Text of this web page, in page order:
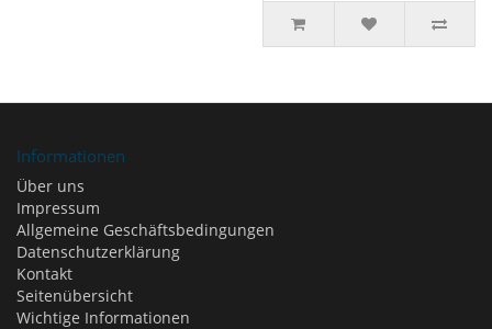
Informationen
Über uns
Impressum
Allgemeine Geschäftsbedingungen
Datenschutzerklärung
Kontakt
Seitenübersicht
Wichtige Informationen